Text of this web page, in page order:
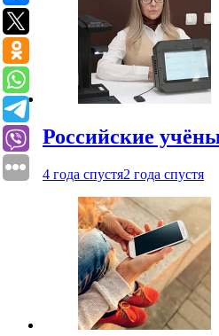
Российские
4 года спустя2 года спустя